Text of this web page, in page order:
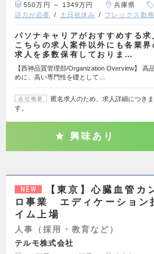
550万円 ～ 1349万円 兵庫県
語力が必要
土日祝休み フレックス勤務
パソナキャリアがおすすめする求
こちらの求人案件以外にも各業界
求人を多数保有しておりま…
【西神品質管理部/Organization Overview】 高
めに、高い専門性を礎として…
会社概要
匿名求人のため、求人詳細につき
す。
興味あり
NEW
【東京】心臓血管
ロ事業 エディケーショ
イム上場
人事（採用・教育など）
テルモ株式会社